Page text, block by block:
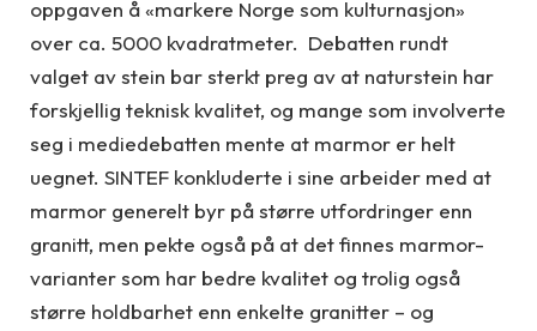
oppgaven å «markere Norge som kulturnasjon»
over ca. 5000 kvadratmeter. Debatten rundt
valget av stein bar sterkt preg av at naturstein har
forskjellig teknisk kvalitet, og mange som involverte
seg i mediedebatten mente at marmor er helt
uegnet. SINTEF konkluderte i sine arbeider med at
marmor generelt byr på større utfordringer enn
granitt, men pekte også på at det finnes marmor-
varianter som har bedre kvalitet og trolig også
større holdbarhet enn enkelte granitter – og